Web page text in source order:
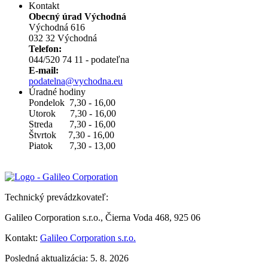
Kontakt
Obecný úrad Východná
Východná 616
032 32 Východná
Telefon:
044/520 74 11 - podateľna
E-mail:
podatelna@vychodna.eu
Úradné hodiny
Pondelok 7,30 - 16,00
Utorok 7,30 - 16,00
Streda 7,30 - 16,00
Štvrtok 7,30 - 16,00
Piatok 7,30 - 13,00
Technický prevádzkovateľ:
Galileo Corporation s.r.o., Čierna Voda 468, 925 06
Kontakt: Galileo Corporation s.r.o.
Posledná aktualizácia: 5. 8. 2026